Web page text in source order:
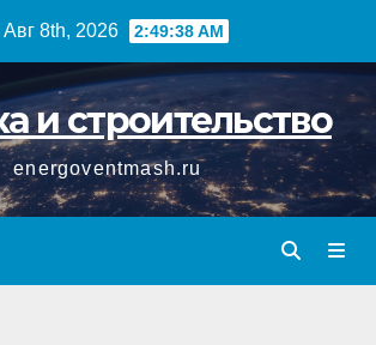
8th, 2026 2:49:39 AM
и строительство
energoventmash.ru